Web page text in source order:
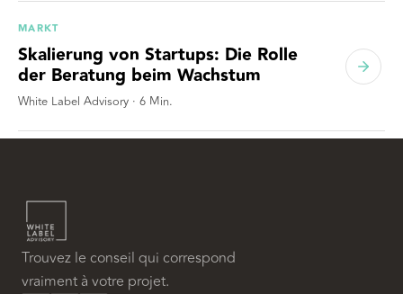
MARKT
Skalierung von Startups: Die Rolle
der Beratung beim Wachstum
White Label Advisory · 6 Min.
Trouvez le conseil qui correspond
vraiment à votre projet.